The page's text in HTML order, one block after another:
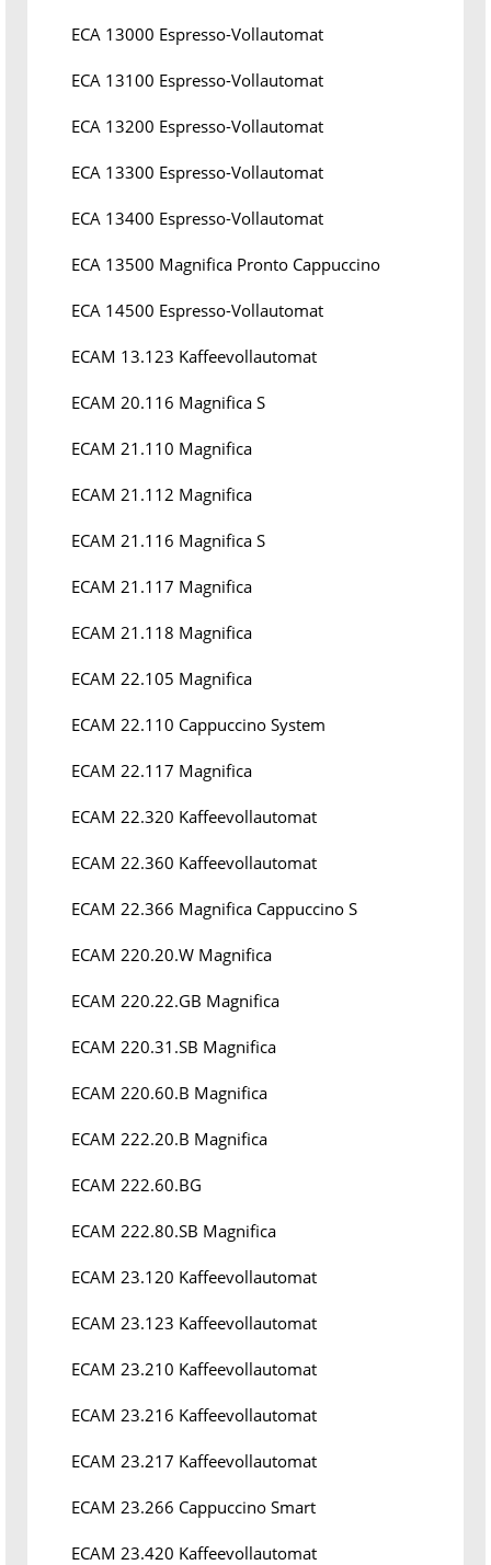
ECA 13000 Espresso-Vollautomat
ECA 13100 Espresso-Vollautomat
ECA 13200 Espresso-Vollautomat
ECA 13300 Espresso-Vollautomat
ECA 13400 Espresso-Vollautomat
ECA 13500 Magnifica Pronto Cappuccino
ECA 14500 Espresso-Vollautomat
ECAM 13.123 Kaffeevollautomat
ECAM 20.116 Magnifica S
ECAM 21.110 Magnifica
ECAM 21.112 Magnifica
ECAM 21.116 Magnifica S
ECAM 21.117 Magnifica
ECAM 21.118 Magnifica
ECAM 22.105 Magnifica
ECAM 22.110 Cappuccino System
ECAM 22.117 Magnifica
ECAM 22.320 Kaffeevollautomat
ECAM 22.360 Kaffeevollautomat
ECAM 22.366 Magnifica Cappuccino S
ECAM 220.20.W Magnifica
ECAM 220.22.GB Magnifica
ECAM 220.31.SB Magnifica
ECAM 220.60.B Magnifica
ECAM 222.20.B Magnifica
ECAM 222.60.BG
ECAM 222.80.SB Magnifica
ECAM 23.120 Kaffeevollautomat
ECAM 23.123 Kaffeevollautomat
ECAM 23.210 Kaffeevollautomat
ECAM 23.216 Kaffeevollautomat
ECAM 23.217 Kaffeevollautomat
ECAM 23.266 Cappuccino Smart
ECAM 23.420 Kaffeevollautomat